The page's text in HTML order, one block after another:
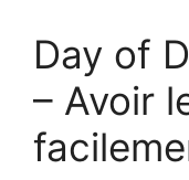
Day of
– Avoir